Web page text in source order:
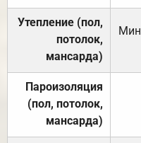
Утепление (пол,
потолок,
мансарда)
Пароизоляция
(пол, потолок,
мансарда)